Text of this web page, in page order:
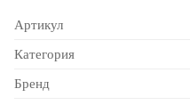
Артикул
Категория
Бренд